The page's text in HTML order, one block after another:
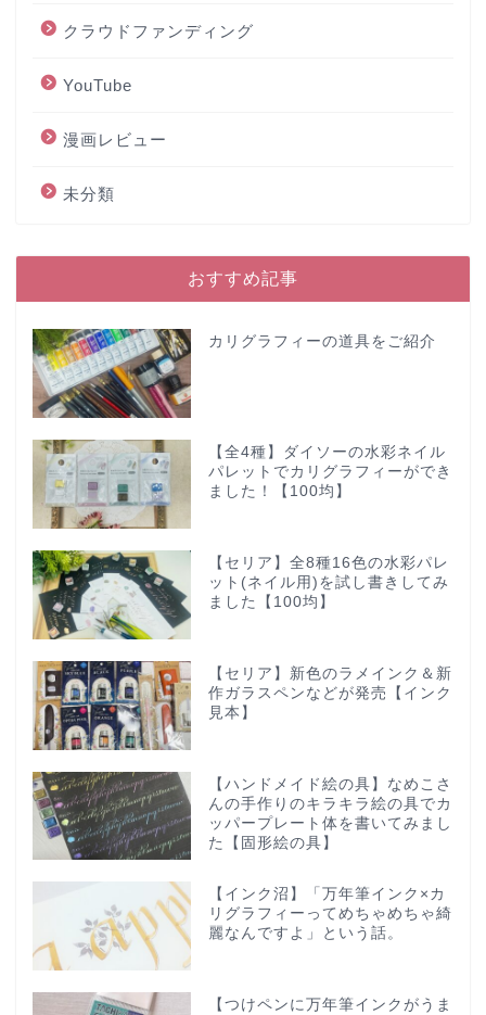
クラウドファンディング
YouTube
漫画レビュー
未分類
おすすめ記事
カリグラフィーの道具をご紹介
【全4種】ダイソーの水彩ネイル
パレットでカリグラフィーができ
ました！【100均】
【セリア】全8種16色の水彩パレ
ット(ネイル用)を試し書きしてみ
ました【100均】
【セリア】新色のラメインク＆新
作ガラスペンなどが発売【インク
見本】
【ハンドメイド絵の具】なめこさ
んの手作りのキラキラ絵の具でカ
ッパープレート体を書いてみまし
た【固形絵の具】
【インク沼】「万年筆インク×カ
リグラフィーってめちゃめちゃ綺
麗なんですよ」という話。
【つけペンに万年筆インクがうま